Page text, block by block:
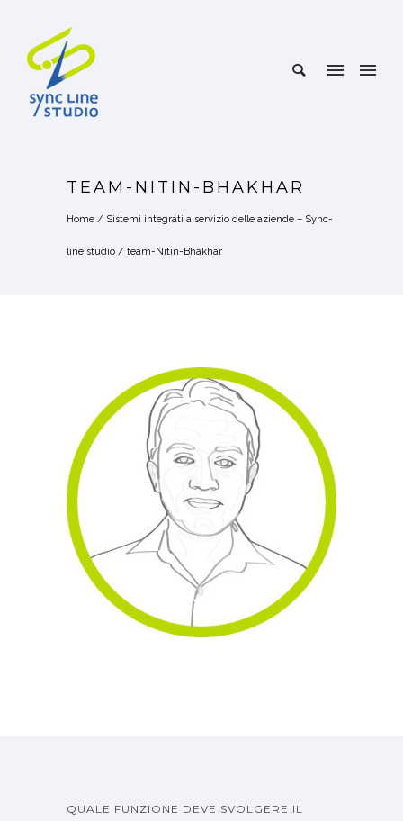
TEAM-NITIN-BHAKHAR
Home / Sistemi integrati a servizio delle aziende – Sync-
line studio / team-Nitin-Bhakhar
QUALE FUNZIONE DEVE SVOLGERE IL